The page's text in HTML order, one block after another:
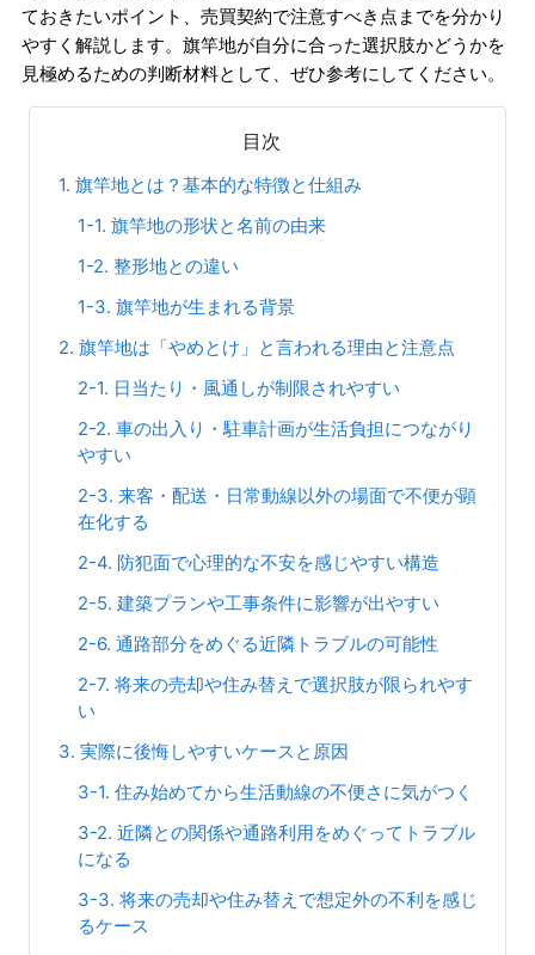
ておきたいポイント、売買契約で注意すべき点までを分かり
やすく解説します。旗竿地が自分に合った選択肢かどうかを
見極めるための判断材料として、ぜひ参考にしてください。
目次
1. 旗竿地とは？基本的な特徴と仕組み
1-1. 旗竿地の形状と名前の由来
1-2. 整形地との違い
1-3. 旗竿地が生まれる背景
2. 旗竿地は「やめとけ」と言われる理由と注意点
2-1. 日当たり・風通しが制限されやすい
2-2. 車の出入り・駐車計画が生活負担につながり
やすい
2-3. 来客・配送・日常動線以外の場面で不便が顕
在化する
2-4. 防犯面で心理的な不安を感じやすい構造
2-5. 建築プランや工事条件に影響が出やすい
2-6. 通路部分をめぐる近隣トラブルの可能性
2-7. 将来の売却や住み替えで選択肢が限られやす
い
3. 実際に後悔しやすいケースと原因
3-1. 住み始めてから生活動線の不便さに気がつく
3-2. 近隣との関係や通路利用をめぐってトラブル
になる
3-3. 将来の売却や住み替えで想定外の不利を感じ
るケース